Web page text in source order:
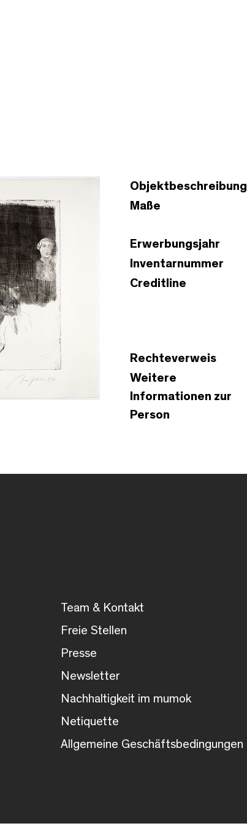
Objektbeschreibung
Maße
Erwerbungsjahr
Inventarnummer
Creditline
Rechteverweis
Weitere
Informationen zur
Person
Team & Kontakt
Freie Stellen
Presse
Newsletter
Nachhaltigkeit im mumok
Netiquette
Allgemeine Geschäftsbedingungen